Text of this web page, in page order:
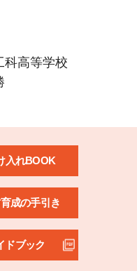
科高等学校
入れBOOK
成の手引き
ドブック